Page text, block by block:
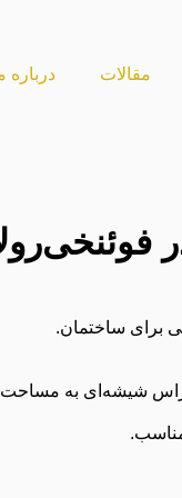
مقالات درباره
برای ساختمان.
به مساحت ۲۷ متر مربع.